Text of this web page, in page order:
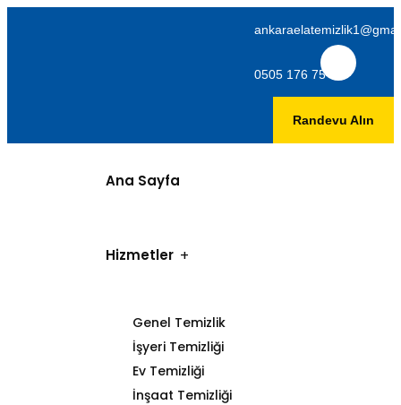
0505 176 75 06
Randevu Alın
Ana Sayfa
Hizmetler
Genel Temizlik
İşyeri Temizliği
Ev Temizliği
İnşaat Temizliği